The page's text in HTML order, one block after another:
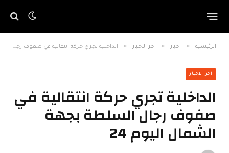
الرئيسية » اخبار » اخر الاخبار » الداخلية تجري حركة انتقالية في صفوف رجال السلطة بجهة الشمال اليوم 24
اخر الاخبار
الداخلية تجري حركة انتقالية في
صفوف رجال السلطة بجهة
الشمال اليوم 24